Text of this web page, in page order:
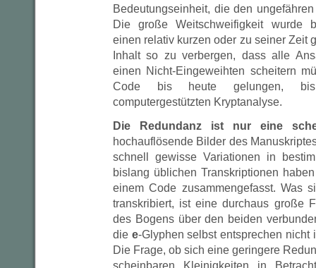
Bedeutungseinheit, die den
Die große Weitschweifigkeit wurde
einen relativ kurzen oder zu seiner Zeit
Inhalt so zu verbergen, dass alle
einen Nicht-Eingeweihten scheitern
Code bis heute gelungen,
computergestützten Kryptanalyse.
Die Redundanz ist nur eine
hochauflösende Bilder des
schnell gewisse Variationen in
bislang üblichen Transkriptionen
einem Code zusammengefasst. Was
transkribiert, ist eine durchaus große
des Bogens über den beiden
die e-Glyphen selbst entsprechen nicht
Die Frage, ob sich eine geringere
scheinbaren Kleinigkeiten in